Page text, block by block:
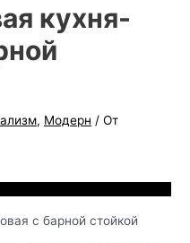
кухня-
, Модерн / От